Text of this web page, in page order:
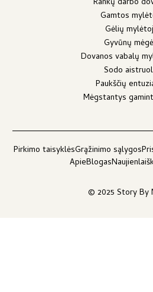
Rankų darbo
Gamtos
Gėlių
Gyvūnų
Dovanos vabalų
Sodo
Paukščių
Mėgstantys
© 2025 Story By
Pirkimo taisyklėsGrąžinimo sąlygos
ApieBlogas